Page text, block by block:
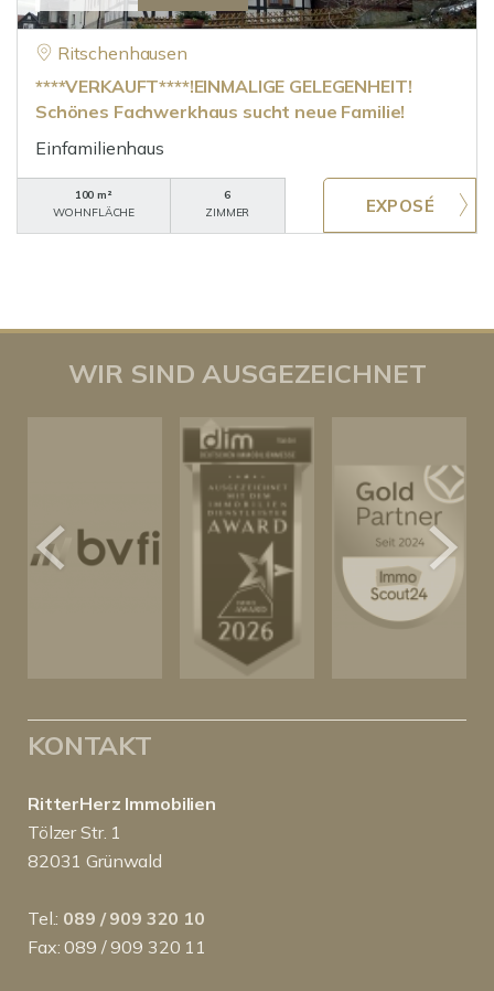
Ritschenhausen
****VERKAUFT****!EINMALIGE GELEGENHEIT!
Schönes Fachwerkhaus sucht neue Familie!
Einfamilienhaus
100 m²
WOHNFLÄCHE
6
ZIMMER
WIR SIND AUSGEZEICHNET
KONTAKT
RitterHerz Immobilien
Tölzer Str. 1
82031 Grünwald
Tel.: 089 / 909 320 10
Fax: 089 / 909 320 11